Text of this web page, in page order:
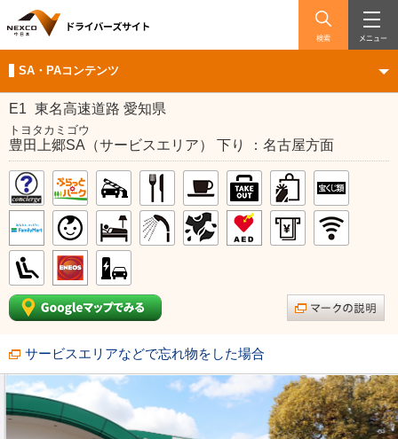
検索 メニュー
SA・PAコンテンツ
E1 東名高速道路 愛知県
トヨタカミゴウ
豊田上郷SA（サービスエリア） 下り ：名古屋方面
サービスエリアなどで忘れ物をした場合